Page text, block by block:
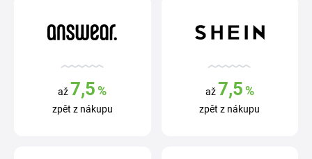
až 7,5 %
zpět z nákupu
až 7,5%
zpět z nákupu